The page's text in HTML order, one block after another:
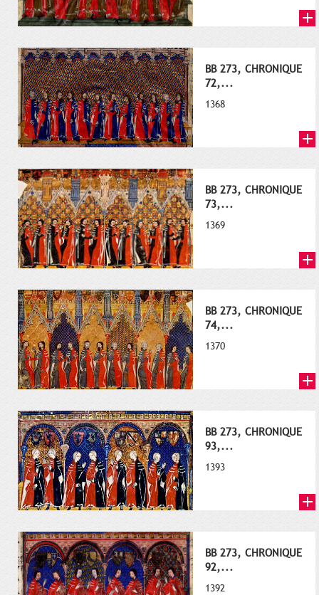
BB 273, CHRONIQUE
72,...
1368
BB 273, CHRONIQUE
73,...
1369
BB 273, CHRONIQUE
74,...
1370
BB 273, CHRONIQUE
93,...
1393
BB 273, CHRONIQUE
92,...
1392